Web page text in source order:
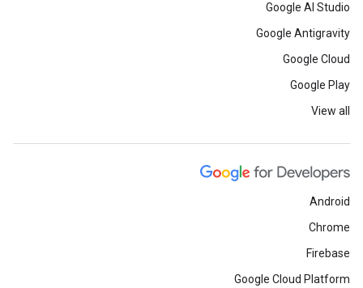
Google AI Studio
Google Antigravity
Google Cloud
Google Play
View all
Android
Chrome
Firebase
Google Cloud Platform